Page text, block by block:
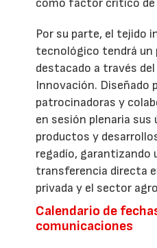
como factor crítico de
Por su parte, el tejido
tecnológico tendrá
destacado a través
Innovación. Diseñado
patrocinadoras y
en sesión plenaria
productos y
regadío, garantizando
transferencia directa
privada y el sector
Calendario de
comunicaciones